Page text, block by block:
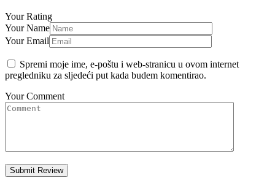
Your Rating
Your Name
Your Email
Spremi moje ime, e-poštu i web-stranicu u ovom internet
pregledniku za sljedeći put kada budem komentirao.
Your Comment